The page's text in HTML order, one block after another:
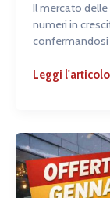
Il mercato
numeri in
Leggi
Gennaio:
perché
un